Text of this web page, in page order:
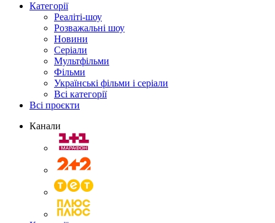
Категорії
Реаліті-шоу
Розважальні шоу
Новини
Серіали
Мультфільми
Фільми
Українські фільми і серіали
Всі категорії
Всі проєкти
Канали